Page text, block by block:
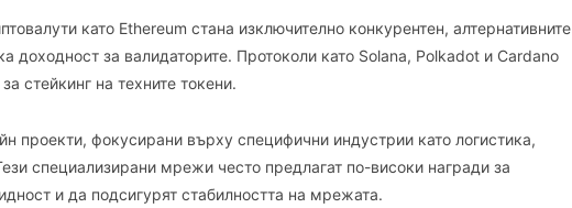
като Ethereum стана изключително конкурентен, алтернативните
доходност за валидаторите. Протоколи като Solana, Polkadot и Cardano
стейкинг на техните токени.
проекти, фокусирани върху специфични индустрии като логистика,
специализирани мрежи често предлагат по-високи награди за
и да подсигурят стабилността на мрежата.